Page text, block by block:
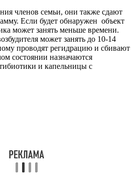
членов семьи, они также сдают
Если будет обнаружен объект
может занять меньше времени.
может занять до 10-14
проводят регидрацию и сбивают
состоянии назначаются
и капельницы с